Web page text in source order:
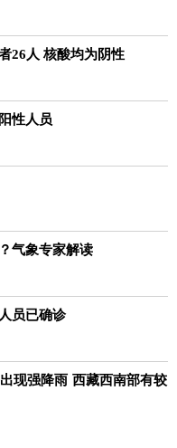
26人 核酸均为阴性
性人员
气象专家解读
员已确诊
现强降雨 西藏西南部有较